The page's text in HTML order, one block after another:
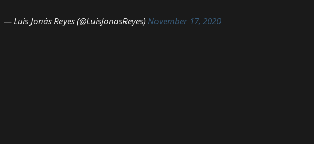
— Luis Jonás Reyes (@LuisJonasReyes) November 17, 2020